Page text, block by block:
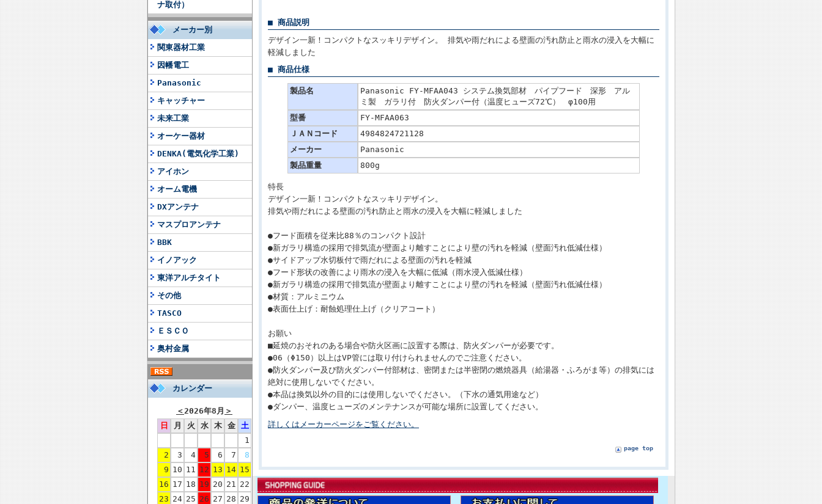
ナ取付）
メーカー別
関東器材工業
因幡電工
Panasonic
キャッチャー
未来工業
オーケー器材
DENKA(電気化学工業)
アイホン
オーム電機
DXアンテナ
マスプロアンテナ
BBK
イノアック
東洋アルチタイト
その他
TASCO
ＥＳＣＯ
奥村金属
カレンダー
＜2026年8月 ＞
日
月 火 水 木 金
土
1
2
3 4 5 6 7
8
9 10 11 12 13 14 15
16 17 18 19 20 21 22
23 24 25 26 27 28 29
■ 商品説明
デザイン一新！コンパクトなスッキリデザイン。 排気や雨だれによる壁面の汚れ防止と雨水の浸入を大幅に
軽減しました
■ 商品仕様
製品名
Panasonic FY-MFAA043 システム換気部材 パイプフード 深形 アル
ミ製 ガラリ付 防火ダンパー付（温度ヒューズ72℃） φ100用
型番
FY-MFAA063
ＪＡＮコード
4984824721128
メーカー
Panasonic
製品重量
800g
特長
デザイン一新！コンパクトなスッキリデザイン。
排気や雨だれによる壁面の汚れ防止と雨水の浸入を大幅に軽減しました
●フード面積を従来比88％のコンパクト設計
●新ガラリ構造の採用で排気流が壁面より離すことにより壁の汚れを軽減（壁面汚れ低減仕様）
●サイドアップ水切板付で雨だれによる壁面の汚れを軽減
●フード形状の改善により雨水の浸入を大幅に低減（雨水浸入低減仕様）
●新ガラリ構造の採用で排気流が壁面より離すことにより壁の汚れを軽減（壁面汚れ低減仕様）
●材質：アルミニウム
●表面仕上げ：耐蝕処理仕上げ（クリアコート）
お願い
■延焼のおそれのある場合や防火区画に設置する際は、防火ダンパーが必要です。
●06（Φ150）以上はVP管には取り付けられませんのでご注意ください。
●防火ダンパー及び防火ダンパー付部材は、密閉または半密閉の燃焼器具（給湯器・ふろがま等）の排気には
絶対に使用しないでください。
●本品は換気以外の目的には使用しないでください。（下水の通気用途など）
●ダンパー、温度ヒューズのメンテナンスが可能な場所に設置してください。
詳しくはメーカーページをご覧ください。
page top